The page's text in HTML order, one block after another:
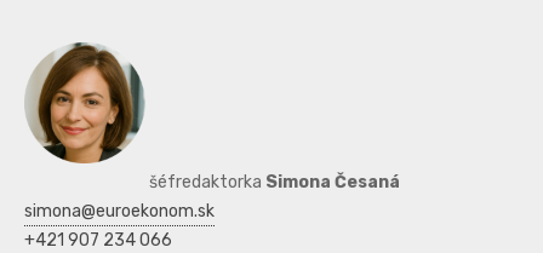
šéfredaktorka Simona Česaná
simona@euroekonom.sk
+421 907 234 066